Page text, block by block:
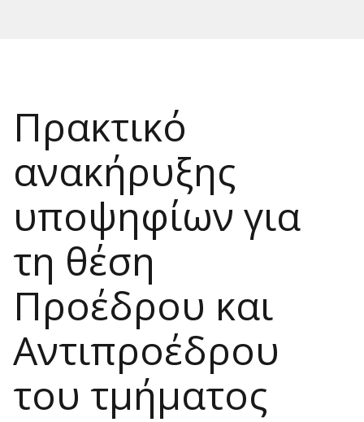
Πρακτικό
ανακήρυξης
υποψηφίων για
τη θέση
Προέδρου και
Αντιπροέδρου
του τμήματος